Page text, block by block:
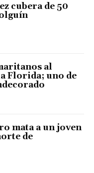
cubera de 50
al
Florida; uno de
mata a un joven
de